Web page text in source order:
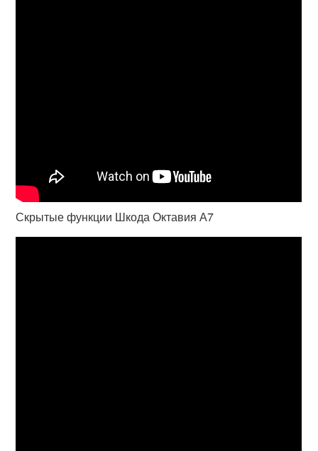
Скрытые функции Шкода Октавия А7